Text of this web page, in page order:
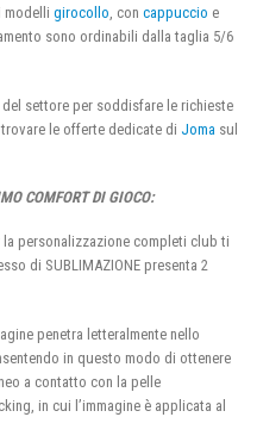
modelli girocollo, con cappuccio e
sono ordinabili dalla taglia 5/6
settore per soddisfare le richieste
le offerte dedicate di Joma sul
COMFORT DI GIOCO:
personalizzazione completi club ti
di SUBLIMAZIONE presenta 2
penetra letteralmente nello
in questo modo di ottenere
a contatto con la pelle
in cui l’immagine è applicata al